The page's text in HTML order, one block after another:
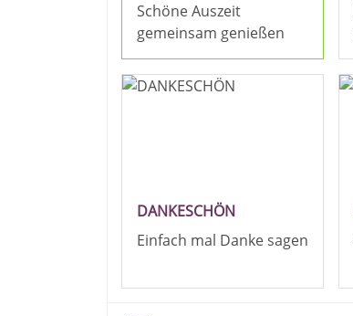
Schöne Auszeit
gemeinsam genießen
DANKESCHÖN
Einfach mal Danke sagen